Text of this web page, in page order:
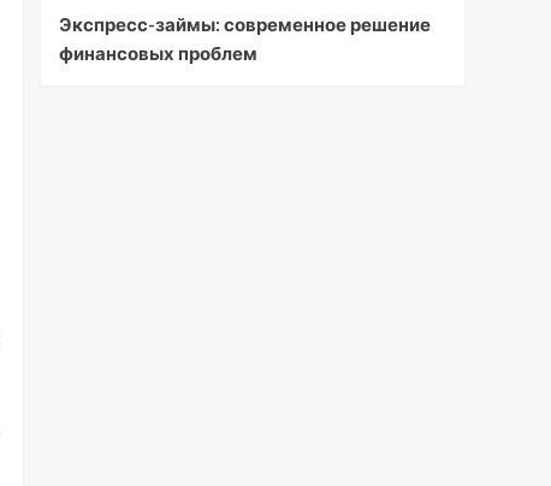
Экспресс-займы: современное решение
финансовых проблем